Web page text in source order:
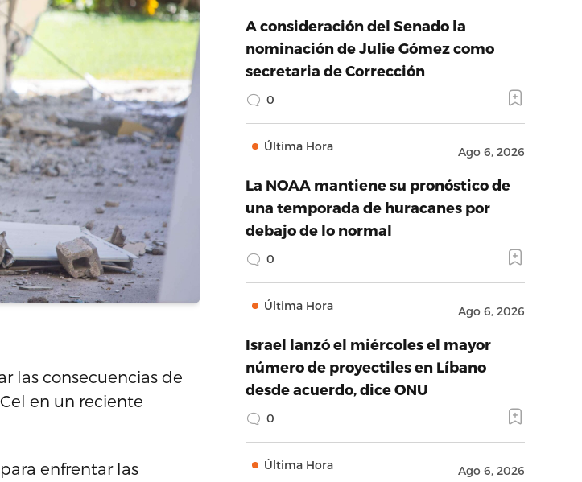
las consecuencias de
en un reciente
enfrentar las
A consideración del Senado la
nominación de Julie Gómez como
secretaria de Corrección
0
Última Hora Ago 6, 2026
La NOAA mantiene su pronóstico de
una temporada de huracanes por
debajo de lo normal
0
Última Hora Ago 6, 2026
Israel lanzó el miércoles el mayor
número de proyectiles en Líbano
desde acuerdo, dice ONU
0
Última Hora Ago 6, 2026